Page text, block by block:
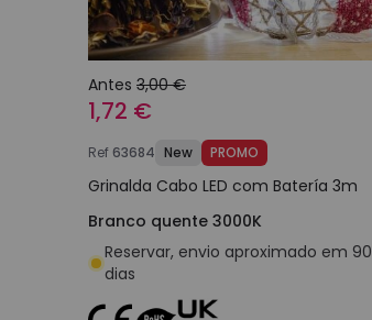
Antes 3,00 €
1,72 €
Ref 63684 New PROMO
Grinalda Cabo LED com Batería 3m
Branco quente 3000K
Reservar, envio aproximado em 90
dias